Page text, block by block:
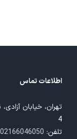
اطلاعات تماس
4
تلفن: 02166046050